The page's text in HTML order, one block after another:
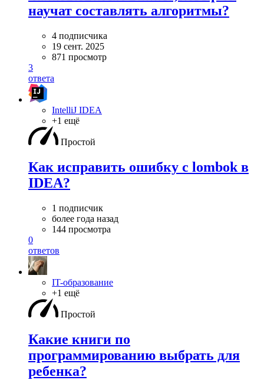
научат составлять алгоритмы?
4 подписчика
19 сент. 2025
871 просмотр
3
ответа
IntelliJ IDEA
+1 ещё
Простой
Как исправить ошибку с lombok в
IDEA?
1 подписчик
более года назад
144 просмотра
0
ответов
IT-образование
+1 ещё
Простой
Какие книги по
программированию выбрать для
ребенка?